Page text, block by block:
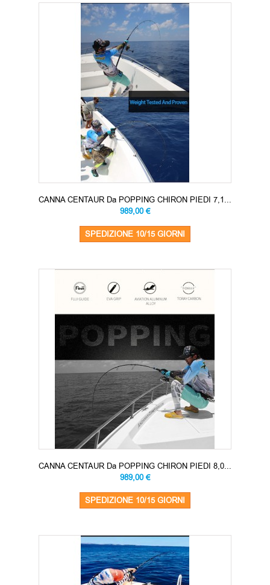
CANNA CENTAUR Da POPPING CHIRON PIEDI 7,1...
989,00 €
SPEDIZIONE 10/15 GIORNI
CANNA CENTAUR Da POPPING CHIRON PIEDI 8,0...
989,00 €
SPEDIZIONE 10/15 GIORNI